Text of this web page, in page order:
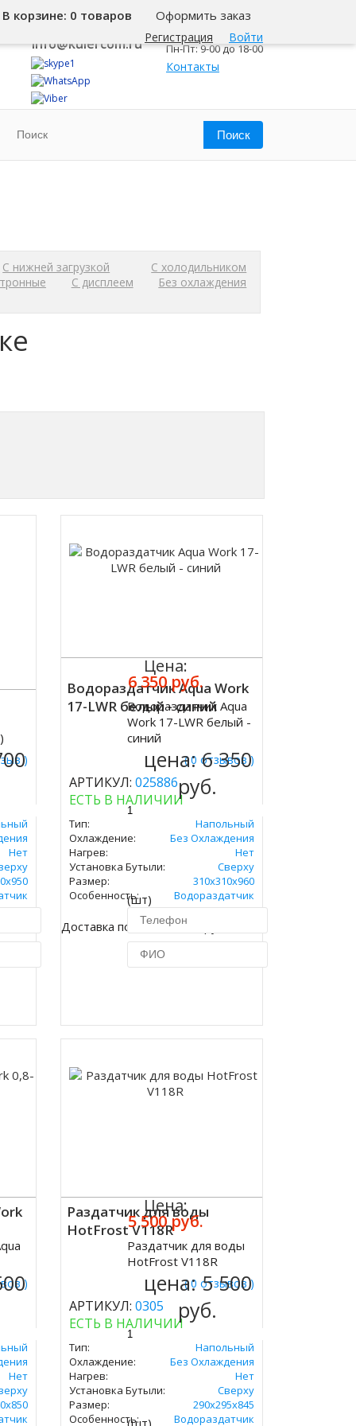
Регистрация Войти
В корзине: 0 товаров Оформить заказ
8 800 500-345-1
info@kulercom.ru
Челябинск
Пн-Пт: 9-00 до 18-00
Контакты
С нижней загрузкой
С холодильником
С дисплеем
Без охлаждения
)
Нет
Водораздатчик Aqua Work
17-LWR белый - синий
( 0 отзывов )
АРТИКУЛ: 025886
ЕСТЬ В НАЛИЧИИ
Тип:
Напольный
Охлаждение:
Без Охлаждения
Нагрев:
Нет
Установка Бутыли:
Сверху
Размер:
310х310х960
Особенность:
Водораздатчик
Доставка по Москве 450 руб.
Цена:
6 350 руб.
Купить
Водораздатчик Aqua
Work 17-LWR белый -
синий
цена:6 350
руб.
(шт)
)
Нет
Раздатчик для воды
HotFrost V118R
( 0 отзывов )
АРТИКУЛ: 0305
ЕСТЬ В НАЛИЧИИ
Тип:
Напольный
Охлаждение:
Без Охлаждения
Нагрев:
Нет
Установка Бутыли:
Сверху
Размер:
290х295х845
Особенность:
Водораздатчик
Цена:
5 500 руб.
Раздатчик для воды
HotFrost V118R
цена:5 500
руб.
(шт)